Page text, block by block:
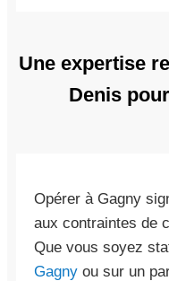
Une expertise
Denis
Opérer à Gagny
aux contraintes de
Que vous soyez
Gagny ou sur un